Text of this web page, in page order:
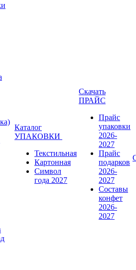
Каталог
УПАКОВКИ
Текстильная
Картонная
Символ
года 2027
Скачать
ПРАЙС
Прайс
упаковки
2026-
2027
Прайс
подарков
2026-
2027
Составы
конфет
2026-
2027